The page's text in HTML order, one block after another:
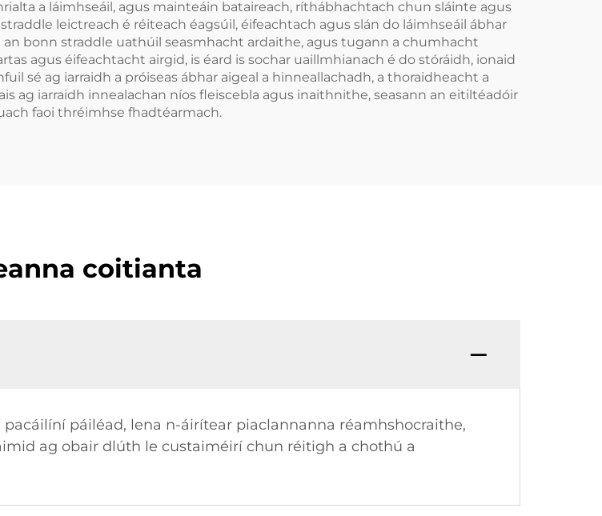
a láimhseáil, agus mainteáin bataireach, ríthábhachtach chun sláinte agus
leictreach é réiteach éagsúil, éifeachtach agus slán do láimhseáil ábhar
bonn straddle uathúil seasmhacht ardaithe, agus tugann a chumhacht
agus éifeachtacht airgid, is éard is sochar uaillmhianach é do stóráidh, ionaid
sé ag iarraidh a próiseas ábhar aigeal a hinneallachadh, a thoraidheacht a
ag iarraidh innealachan níos fleiscebla agus inaithnithe, seasann an eitiltéadóir
faoi thréimhse fhadtéarmach.
coitianta
páiléad, lena n-áirítear piaclannanna réamhshocraithe,
ag obair dlúth le custaiméirí chun réitigh a chothú a